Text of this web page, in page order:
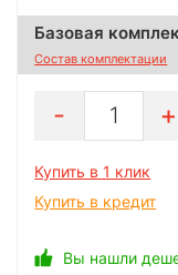
Базовая
Состав комплектации
1
Купить в 1 клик
Купить в кредит
Вы нашли